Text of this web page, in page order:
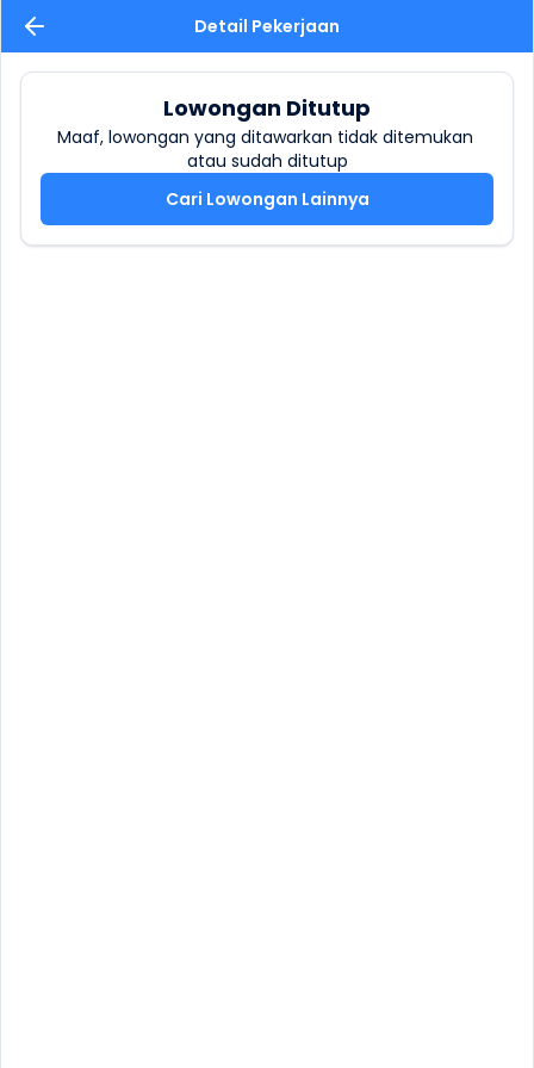
Detail Pekerjaan
Lowongan Ditutup
Maaf, lowongan yang ditawarkan tidak ditemukan
atau sudah ditutup
Cari Lowongan Lainnya